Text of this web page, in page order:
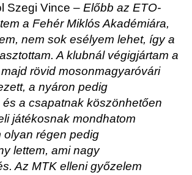
Szegi Vince – Előbb az ETO-
a Fehér Miklós Akadémiára,
nem sok esélyem lehet, így a
A klubnál végigjártam a
rövid mosonmagyaróvári
a nyáron pedig
és a csapatnak köszönhetően
játékosnak mondhatom
olyan régen pedig
lettem, ami nagy
Az MTK elleni győzelem